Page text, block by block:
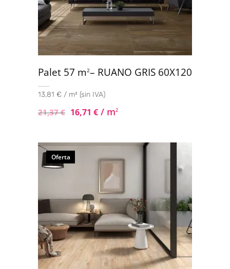
Palet 57 m2– RUANO GRIS 60X120
13,81 € / m² (sin IVA)
21,37€ 16,71 € / m2
Oferta